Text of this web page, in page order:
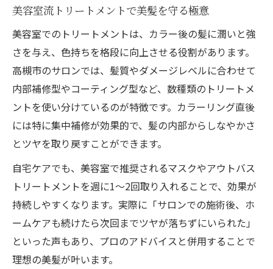
美容室流トリートメントで美髪を守る極意
美容室でのトリートメントは、カラー後の髪に潤いと強
さを与え、色持ちを格段に向上させる役割があります。
高槻市のサロンでは、髪質やダメージレベルに合わせて
内部補修型やコーティング型など、数種類のトリートメ
ントを使い分けているのが特徴です。カラーリング直後
には特に集中補修が効果的で、髪の内部からしなやかさ
とツヤを取り戻すことができます。
自宅ケアでも、美容室で推奨されるマスクやアウトバス
トリートメントを週に1〜2回取り入れることで、効果が
持続しやすくなります。実際に「サロンでの施術後、ホ
ームケアも続けたら次回までツヤが落ちずにいられた」
といった声もあり、プロのアドバイスと併用することで
理想の美髪が叶います。